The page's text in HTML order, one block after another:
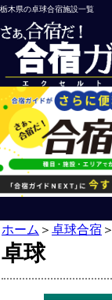
栃木県の卓球合宿施設一覧
ホーム ＞ 卓球合宿 ＞
卓球